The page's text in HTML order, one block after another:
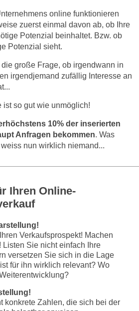
online funktionieren
zuerst einmal davon ab, ob Ihre
Potenzial beinhaltet. Bzw. ob
Potenzial sieht.
große Frage, ob irgendwann in
irgendjemand zufällig Interesse an
ist so gut wie unmöglich!
10% der inserierten
Anfragen bekommen. Was
nun wirklich niemand...
Ihren Online-
Verkaufsprospekt! Machen
Listen Sie nicht einfach Ihre
versetzen Sie sich in die Lage
für ihn wirklich relevant? Wo
konkrete Zahlen, die sich bei der